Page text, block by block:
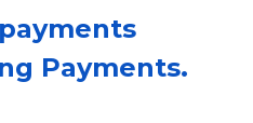
Payments.